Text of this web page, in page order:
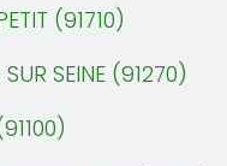
(91710)
SEINE (91270)